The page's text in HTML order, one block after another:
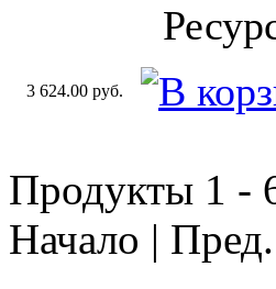
3 624.00 руб.
Продукты 1 -
Начало |